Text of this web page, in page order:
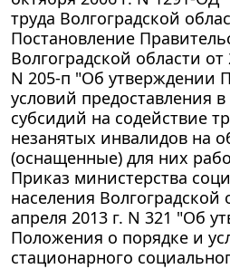
труда Волгоградской
Постановление
Волгоградской области от
N 205-п "Об утверждении
условий предоставления в
субсидий на содействие
незанятых инвалидов на
(оснащенные) для них
Приказ министерства
населения Волгоградской
апреля 2013 г. N 321 "Об
Положения о порядке и
стационарного